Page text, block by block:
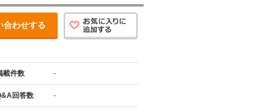
合わせする
載件数 -
回答数 -